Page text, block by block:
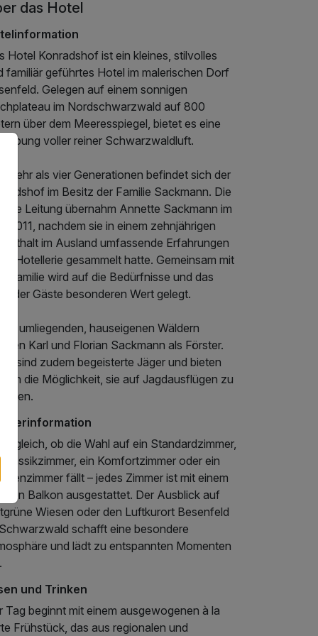
das Hotel
Hotel Konradshof ist ein kleines, stilvolles
familiär geführtes Hotel im malerischen Dorf
Gelegen auf einem sonnigen
im Nordschwarzwald auf 800
über dem Meeresspiegel, bietet es eine
voller reiner Schwarzwaldluft.
mehr als vier Generationen befindet sich der
im Besitz der Familie Sackmann. Die
Leitung übernahm Annette Sackmann im
2011, nachdem sie in einem zehnjährigen
im Ausland umfassende Erfahrungen
Hotellerie gesammelt hatte. Gemeinsam mit
Familie wird auf die Bedürfnisse und das
der Gäste besonderen Wert gelegt.
umliegenden, hauseigenen Wäldern
Karl und Florian Sackmann als Förster.
sind zudem begeisterte Jäger und bieten
die Möglichkeit, sie auf Jagdausflügen zu
gleich, ob die Wahl auf ein Standardzimmer,
ein Komfortzimmer oder ein
fällt – jedes Zimmer ist mit einem
Balkon ausgestattet. Der Ausblick auf
Wiesen oder den Luftkurort Besenfeld
schafft eine besondere
und lädt zu entspannten Momenten
und Trinken
Tag beginnt mit einem ausgewogenen à la
Frühstück, das aus regionalen und